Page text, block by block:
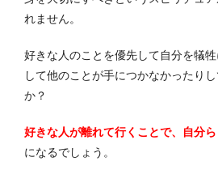
れません。
好きな人のことを優先して自分を犠
して他のことが手につかなかったり
か？
好きな人が離れて行くことで、自分
になるでしょう。